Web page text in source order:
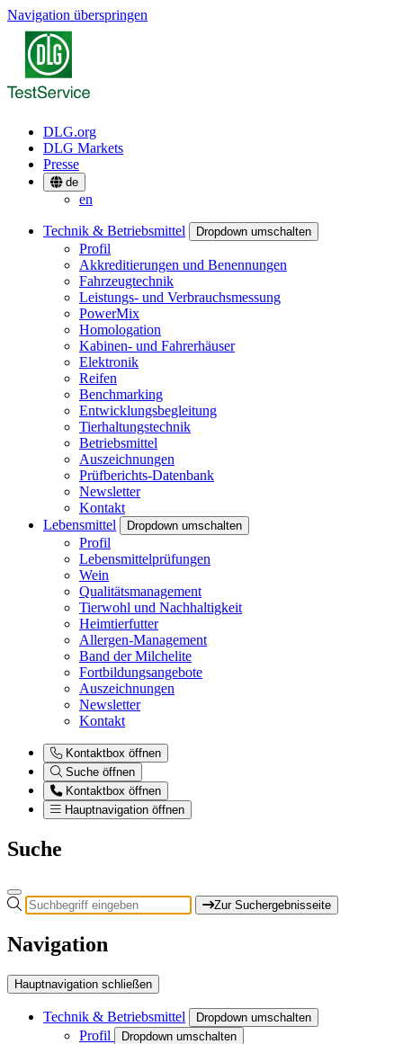
Navigation überspringen
DLG.org
DLG Markets
Presse
de
en
Technik & Betriebsmittel Dropdown umschalten
Profil
Akkreditierungen und Benennungen
Fahrzeugtechnik
Leistungs- und Verbrauchsmessung
PowerMix
Homologation
Kabinen- und Fahrerhäuser
Elektronik
Reifen
Benchmarking
Entwicklungsbegleitung
Tierhaltungstechnik
Betriebsmittel
Auszeichnungen
Prüfberichts-Datenbank
Newsletter
Kontakt
Lebensmittel
Dropdown umschalten
Profil
Lebensmittelprüfungen
Wein
Qualitätsmanagement
Tierwohl und Nachhaltigkeit
Heimtierfutter
Allergen-Management
Band der Milchelite
Fortbildungsangebote
Auszeichnungen
Newsletter
Kontakt
Kontaktbox öffnen
Suche öffnen
Kontaktbox öffnen
Hauptnavigation öffnen
Suche
Zur Suchergebnisseite
Navigation
Hauptnavigation schließen
Technik & Betriebsmittel Dropdown umschalten
Profil Dropdown umschalten